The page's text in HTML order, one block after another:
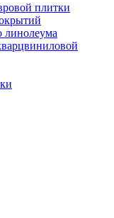
плитки
линолеума